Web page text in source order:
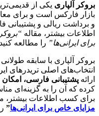
بروکر آلپاری یکی از
بازار فارکس است و برای
و برداشت ریالی و
اطلاعات بیشتر، مقاله
برای ایرانی‌ها” را مطالعه
بروکر آلپاری با سابقه
انتخاب‌های اصلی تریدرهای
ارائه پشتیبانی فارسی،
کرده که آن را به گزینه‌ای
برای کسب اطلاعات بیشتر،
مزایای خاص برای ایرانی‌ها”